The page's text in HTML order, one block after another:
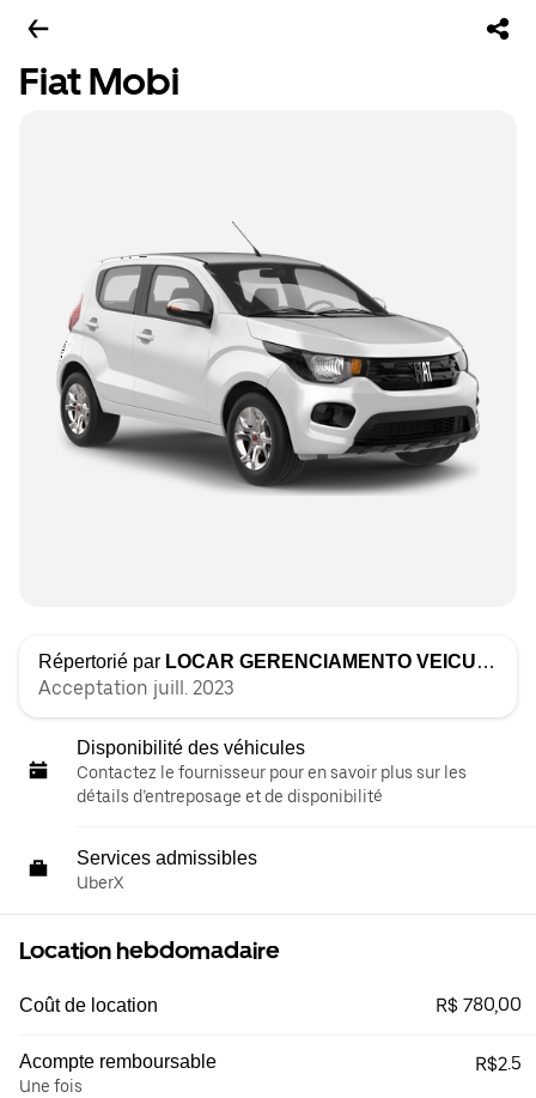
Fiat Mobi
Répertorié par LOCAR GERENCIAMENTO VEICULAR
Acceptation juill. 2023
Disponibilité des véhicules
Contactez le fournisseur pour en savoir plus sur les
détails d’entreposage et de disponibilité
Services admissibles
UberX
Location hebdomadaire
Coût de location R$ 780,00
Acompte remboursable
Une fois
R$2.5